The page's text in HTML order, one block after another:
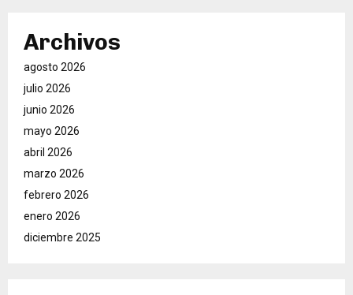
Archivos
agosto 2026
julio 2026
junio 2026
mayo 2026
abril 2026
marzo 2026
febrero 2026
enero 2026
diciembre 2025